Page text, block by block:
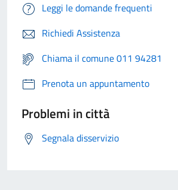
Leggi le domande frequenti
Richiedi Assistenza
Chiama il comune 011 94281
Prenota un appuntamento
Problemi in città
Segnala disservizio